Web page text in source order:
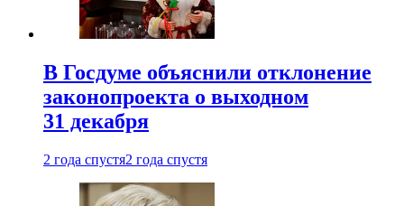
В Госдуме объяснили отклонение
законопроекта о выходном
31 декабря
2 года спустя2 года спустя